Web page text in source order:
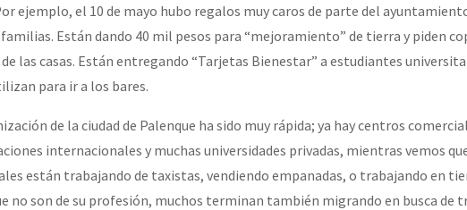
ejemplo, el 10 de mayo hubo regalos muy caros de parte del
Están dando 40 mil pesos para “mejoramiento” de tierra y piden
las casas. Están entregando “Tarjetas Bienestar” a estudiantes
para ir a los bares.
de la ciudad de Palenque ha sido muy rápida; ya hay centros
internacionales y muchas universidades privadas, mientras vemos
están trabajando de taxistas, vendiendo empanadas, o trabajando en
no son de su profesión, muchos terminan también migrando en busca de